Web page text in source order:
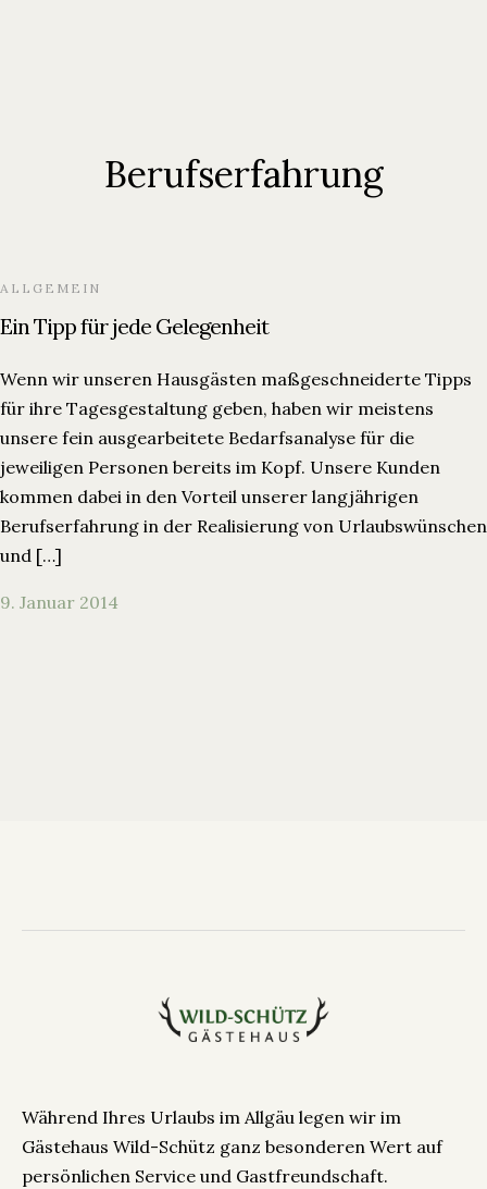
Berufserfahrung
ALLGEMEIN
Ein Tipp für jede Gelegenheit
Wenn wir unseren Hausgästen maßgeschneiderte Tipps
für ihre Tagesgestaltung geben, haben wir meistens
unsere fein ausgearbeitete Bedarfsanalyse für die
jeweiligen Personen bereits im Kopf. Unsere Kunden
kommen dabei in den Vorteil unserer langjährigen
Berufserfahrung in der Realisierung von Urlaubswünschen
und […]
9. Januar 2014
Während Ihres Urlaubs im Allgäu legen wir im
Gästehaus Wild-Schütz ganz besonderen Wert auf
persönlichen Service und Gastfreundschaft.